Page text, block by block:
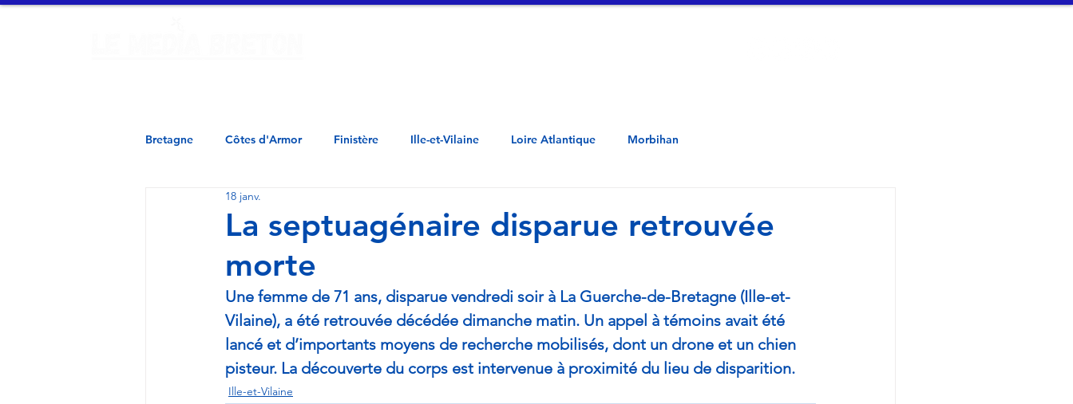
Bretagne Côtes d'Armor Finistère Ille-et-Vilaine Loire Atlantique Morbihan
La septuagénaire disparue retrouvée
morte
18 janv.
Une femme de 71 ans, disparue vendredi soir à La Guerche-de-Bretagne (Ille-et-
Vilaine), a été retrouvée décédée dimanche matin. Un appel à témoins avait été
lancé et d’importants moyens de recherche mobilisés, dont un drone et un chien
pisteur. La découverte du corps est intervenue à proximité du lieu de disparition.
Ille-et-Vilaine